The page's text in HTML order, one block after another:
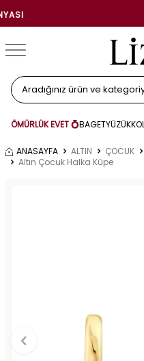
YAZ
ÖMÜRLÜK EVET 💍BAGETYÜZÜK
ANASAYFA ALTIN ÇOCUK
Altın Çocuk Halka Küpe